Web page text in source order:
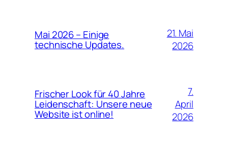
Mai 2026 – Einige
technische Updates.
21. Mai
2026
Frischer Look für 40 Jahre
Leidenschaft: Unsere neue
Website ist online!
7.
April
2026